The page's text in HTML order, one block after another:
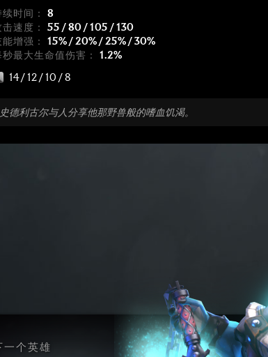
时间： 8
速度： 55 / 80 / 105 / 130
增强： 15% / 20% / 25% / 30%
秒最大生命值伤害： 1.2%
14 / 12 / 10 / 8
史德利古尔与人分享他那野兽般的嗜血饥渴。
一个英雄